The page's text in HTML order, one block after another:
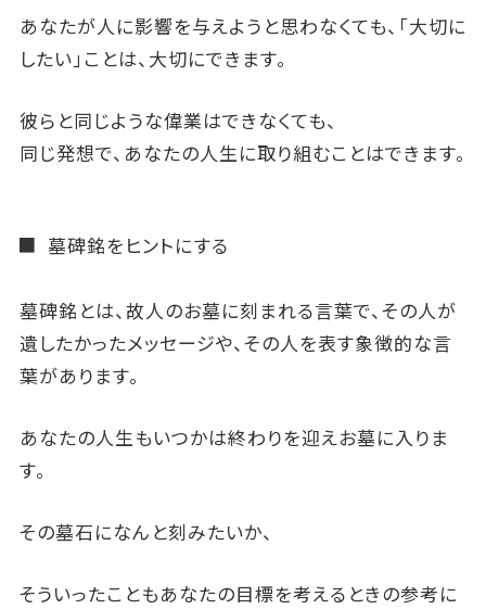
あなたが人に影響を与えようと思わなくても、「大切に
したい」ことは、大切にできます。
彼らと同じような偉業はできなくても、
同じ発想で、あなたの人生に取り組むことはできます。
墓碑銘をヒントにする
墓碑銘とは、故人のお墓に刻まれる言葉で、その人が
遺したかったメッセージや、その人を表す象徴的な言
葉があります。
あなたの人生もいつかは終わりを迎えお墓に入りま
す。
その墓石になんと刻みたいか、
そういったこともあなたの目標を考えるときの参考に